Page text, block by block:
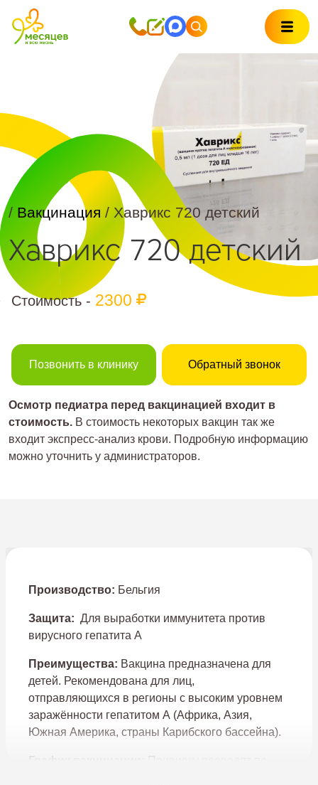
/ Вакцинация / Хаврикс 720 детский
Хаврикс 720 детский
Стоимость - 2300
Позвонить в клинику Обратный звонок
Осмотр педиатра перед вакцинацией входит в
стоимость. В стоимость некоторых вакцин так же
входит экспресс-анализ крови. Подробную информацию
можно уточнить у администраторов.
Производство: Бельгия
Защита: Для выработки иммунитета против
вирусного гепатита А
Преимущества: Вакцина предназначена для
детей. Рекомендована для лиц,
отправляющихся в регионы с высоким уровнем
заражённости гепатитом А (Африка, Азия,
Южная Америка, страны Карибского бассейна).